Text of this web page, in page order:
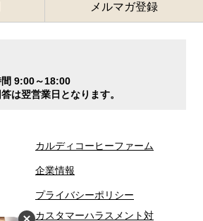
メルマガ登録
間 9:00～18:00
は翌営業日となります。
カルディコーヒーファーム
企業情報
プライバシーポリシー
カスタマーハラスメント対